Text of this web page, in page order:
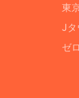
東
Jタ
ゼ